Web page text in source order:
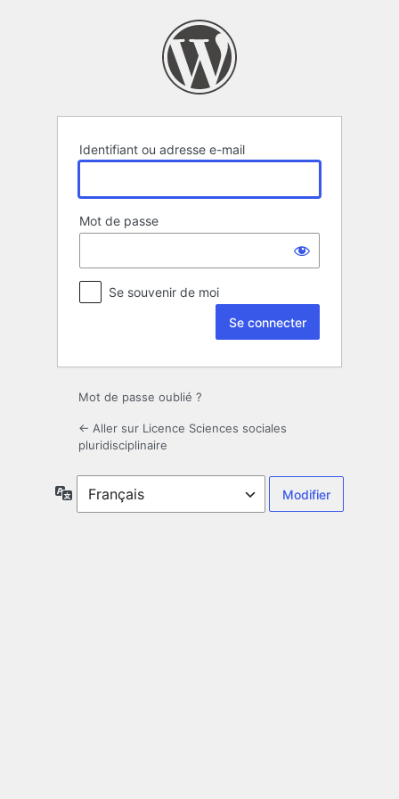
Identifiant ou adresse e-mail
Mot de passe
Se souvenir de moi
Mot de passe oublié ?
← Aller sur Licence Sciences sociales
pluridisciplinaire
Langue